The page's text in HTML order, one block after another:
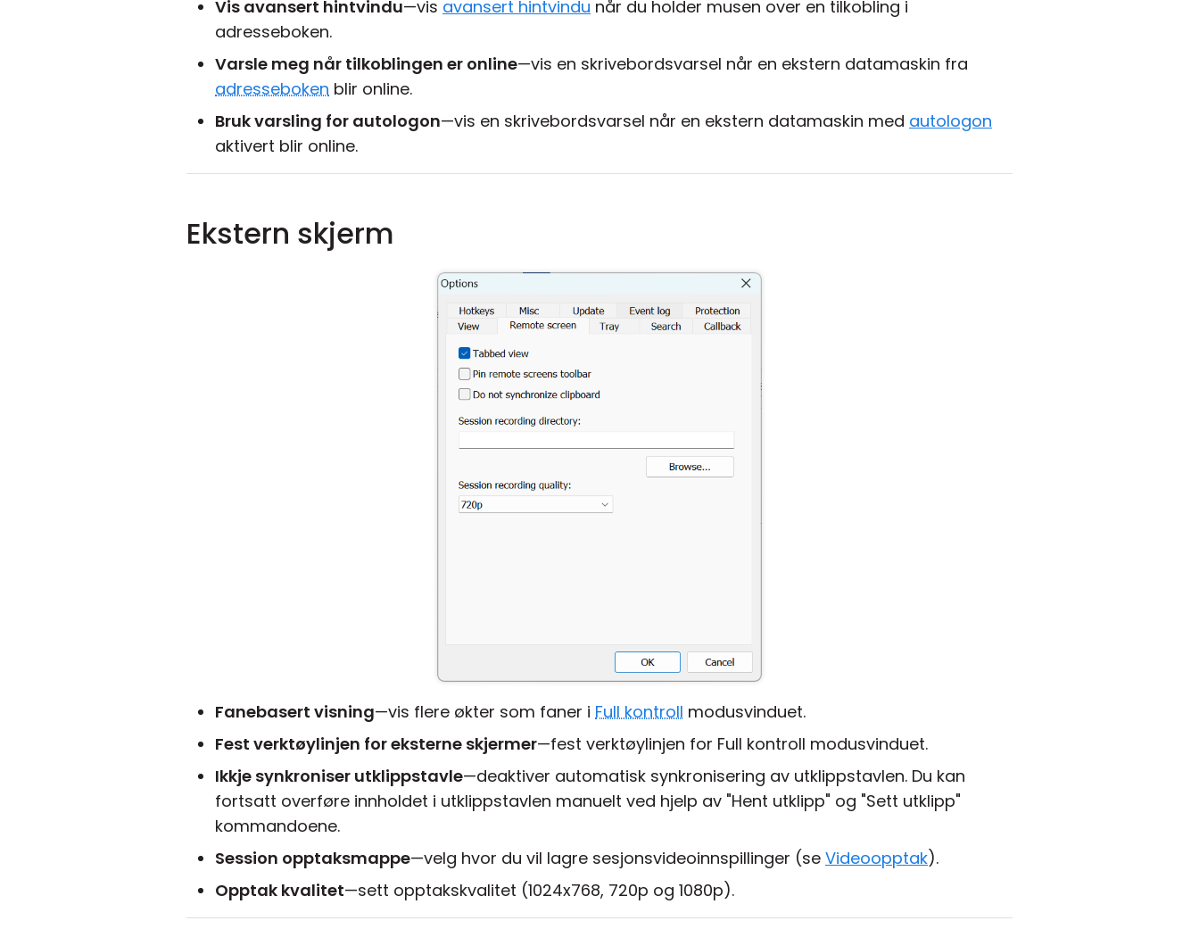
Vis avansert hintvindu—vis avansert hintvindu når du holder musen over en tilkobling i
adresseboken.
Varsle meg når tilkoblingen er online—vis en skrivebordsvarsel når en ekstern datamaskin fra
adresseboken blir online.
Bruk varsling for autologon—vis en skrivebordsvarsel når en ekstern datamaskin med autologon
aktivert blir online.
Ekstern skjerm
Fanebasert visning—vis flere økter som faner i Full kontroll modusvinduet.
Fest verktøylinjen for eksterne skjermer—fest verktøylinjen for Full kontroll modusvinduet.
Ikkje synkroniser utklippstavle—deaktiver automatisk synkronisering av utklippstavlen. Du kan
fortsatt overføre innholdet i utklippstavlen manuelt ved hjelp av "Hent utklipp" og "Sett utklipp"
kommandoene.
Session opptaksmappe—velg hvor du vil lagre sesjonsvideoinnspillinger (se Videoopptak).
Opptak kvalitet—sett opptakskvalitet (1024x768, 720p og 1080p).